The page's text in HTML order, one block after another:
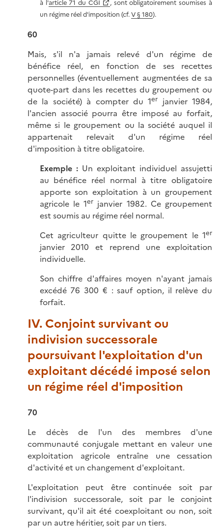
à l'article 71 du CGI
, sont obligatoirement soumises à
un régime réel d'imposition (cf.V § 180).
60
Mais, s'il n'a jamais relevé d'un régime de
bénéfice réel, en fonction de ses recettes
personnelles (éventuellement augmentées de sa
quote-part dans les recettes du groupement ou
de la société) à compter du 1er janvier 1984,
l'ancien associé pourra être imposé au forfait,
même si le groupement ou la société auquel il
appartenait relevait d'un régime réel
d'imposition à titre obligatoire.
Exemple : Un exploitant individuel assujetti
au bénéfice réel normal à titre obligatoire
apporte son exploitation à un groupement
agricole le 1er janvier 1982. Ce groupement
est soumis au régime réel normal.
Cet agriculteur quitte le groupement le 1er
janvier 2010 et reprend une exploitation
individuelle.
Son chiffre d'affaires moyen n'ayant jamais
excédé 76 300 € : sauf option, il relève du
forfait.
IV. Conjoint survivant ou
indivision successorale
poursuivant l'exploitation d'un
exploitant décédé imposé selon
un régime réel d'imposition
70
Le décès de l'un des membres d'une
communauté conjugale mettant en valeur une
exploitation agricole entraîne une cessation
d'activité et un changement d'exploitant.
L'exploitation peut être continuée soit par
l'indivision successorale, soit par le conjoint
survivant, qu'il ait été coexploitant ou non, soit
par un autre héritier, soit par un tiers.